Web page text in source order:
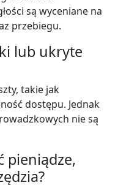
są wyceniane na
przebiegu.
lub ukryte
takie jak
dostępu. Jednak
nie są
pieniądze,